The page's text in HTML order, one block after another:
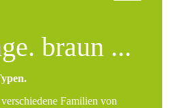
braun ...
Familien von